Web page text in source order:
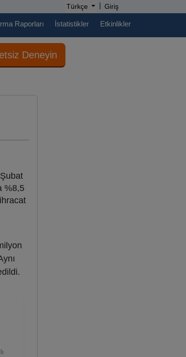
Türkçe | Giriş
Raporları İstatistikler Etkinlikler
Deneyin
%8,5